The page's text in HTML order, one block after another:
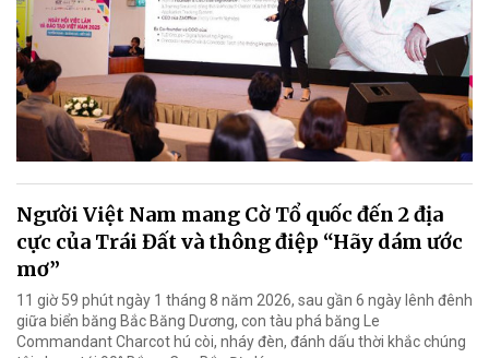
Người Việt Nam mang Cờ Tổ quốc đến 2 địa
cực của Trái Đất và thông điệp “Hãy dám ước
mơ”
11 giờ 59 phút ngày 1 tháng 8 năm 2026, sau gần 6 ngày lênh đênh
giữa biển băng Bắc Băng Dương, con tàu phá băng Le
Commandant Charcot hú còi, nháy đèn, đánh dấu thời khắc chúng